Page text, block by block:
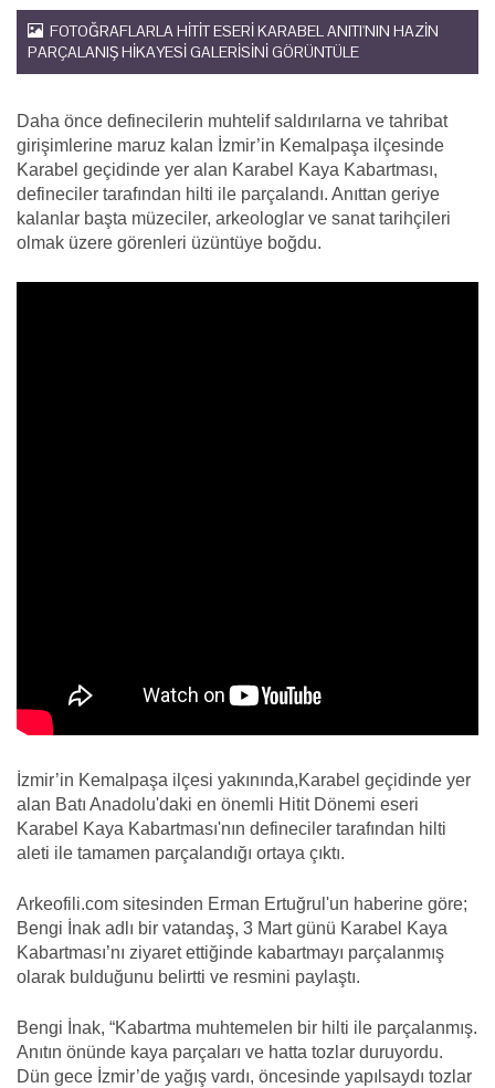
FOTOĞRAFLARLA HITIT ESERI KARABEL ANITI'NIN HAZIN
PARÇALANIŞ HIKAYESI GALERISINI GÖRÜNTÜLE
Daha önce definecilerin muhtelif saldırılarna ve tahribat
girişimlerine maruz kalan İzmir’in Kemalpaşa ilçesinde
Karabel geçidinde yer alan Karabel Kaya Kabartması,
defineciler tarafından hilti ile parçalandı. Anıttan geriye
kalanlar başta müzeciler, arkeologlar ve sanat tarihçileri
olmak üzere görenleri üzüntüye boğdu.
İzmir’in Kemalpaşa ilçesi yakınında,Karabel geçidinde yer
alan Batı Anadolu'daki en önemli Hitit Dönemi eseri
Karabel Kaya Kabartması'nın defineciler tarafından hilti
aleti ile tamamen parçalandığı ortaya çıktı.
Arkeofili.com sitesinden Erman Ertuğrul'un haberine göre;
Bengi İnak adlı bir vatandaş, 3 Mart günü Karabel Kaya
Kabartması’nı ziyaret ettiğinde kabartmayı parçalanmış
olarak bulduğunu belirtti ve resmini paylaştı.
Bengi İnak, “Kabartma muhtemelen bir hilti ile parçalanmış.
Anıtın önünde kaya parçaları ve hatta tozlar duruyordu.
Dün gece İzmir’de yağış vardı, öncesinde yapılsaydı tozlar